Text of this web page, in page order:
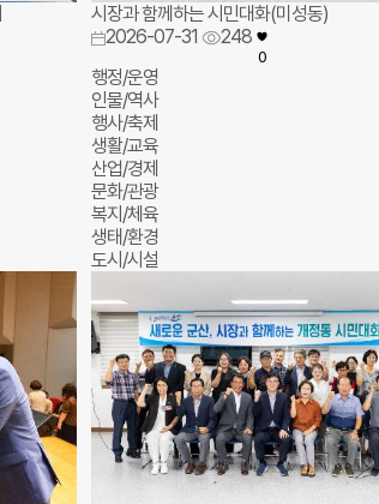
시장과 함께하는 시민대화(미성동)
2026-07-31
248
0
행정/운영
인물/역사
행사/축제
생활/교육
산업/경제
문화/관광
복지/체육
생태/환경
도시/시설